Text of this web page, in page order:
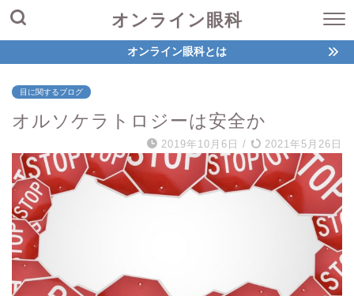
オンライン眼科
オンライン眼科とは
目に関するブログ
オルソケラトロジーは安全か
2019年10月6日 / 2021年5月26日